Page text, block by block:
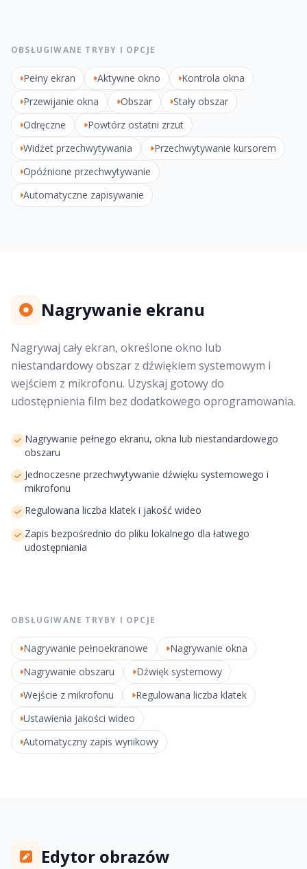
OBSŁUGIWANE TRYBY I OPCJE
Pełny ekran Aktywne okno
Kontrola okna
Przewijanie okna
Obszar
Stały obszar
Odręczne
Powtórz ostatni zrzut
Widżet przechwytywania
Przechwytywanie kursorem
Opóźnione przechwytywanie
Automatyczne zapisywanie
Nagrywanie ekranu
Nagrywaj cały ekran, określone okno lub
niestandardowy obszar z dźwiękiem systemowym i
wejściem z mikrofonu. Uzyskaj gotowy do
udostępnienia film bez dodatkowego oprogramowania.
Nagrywanie pełnego ekranu, okna lub niestandardowego
obszaru
Jednoczesne przechwytywanie dźwięku systemowego i
mikrofonu
Regulowana liczba klatek i jakość wideo
Zapis bezpośrednio do pliku lokalnego dla łatwego
udostępniania
OBSŁUGIWANE TRYBY I OPCJE
Nagrywanie pełnoekranowe
Nagrywanie okna
Nagrywanie obszaru
Dźwięk systemowy
Wejście z mikrofonu
Regulowana liczba klatek
Ustawienia jakości wideo
Automatyczny zapis wynikowy
Edytor obrazów